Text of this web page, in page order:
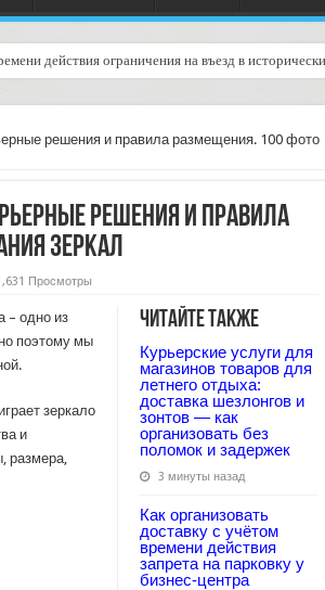
действия ограничения на въезд в
решения и правила размещения. 100 фото
решения и правила
зеркал
Просмотры
Читайте также
Курьерские услуги для
магазинов товаров для
летнего отдыха:
доставка шезлонгов и
зонтов — как
организовать без
поломок и задержек
3 минуты назад
Как организовать
доставку с учётом
времени действия
запрета на парковку у
бизнес‑центра
– одно из
поэтому мы
зеркало
и
размера,